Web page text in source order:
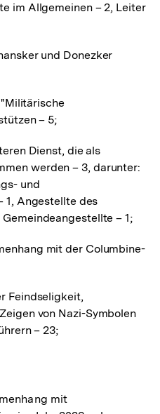
im Allgemeinen – 2, Leiter
und Donezker
– 5;
Dienst, die als
werden – 3, darunter:
und
1, Angestellte des
– 1;
mit der Columbine-
Feindseligkeit,
von Nazi-Symbolen
– 23;
mit